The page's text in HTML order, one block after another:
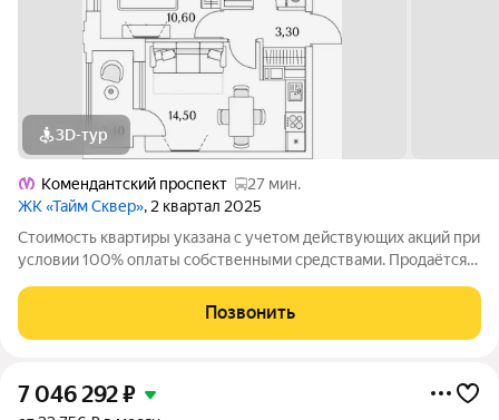
3D-тур
Комендантский проспект
27 мин.
ЖК «Тайм Сквер», 2 квартал 2025
Стоимость квартиры указана с учетом действующих акций при
условии 100% оплаты собственными средствами. Продаётся
«РСТИ» (Росстройинвест). Квартира находится в 13 этажном
доме, в Корпус К10 - Тайм
Позвонить
7 046 292₽